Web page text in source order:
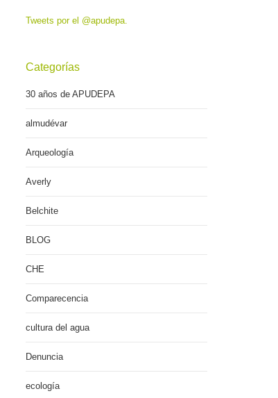
Tweets por el @apudepa.
Categorías
30 años de APUDEPA
almudévar
Arqueología
Averly
Belchite
BLOG
CHE
Comparecencia
cultura del agua
Denuncia
ecología